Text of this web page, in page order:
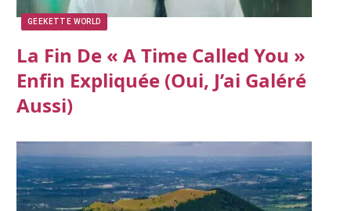
GEEKETTE WORLD
La Fin De « A Time Called You »
Enfin Expliquée (oui, J’ai Galéré
Aussi)